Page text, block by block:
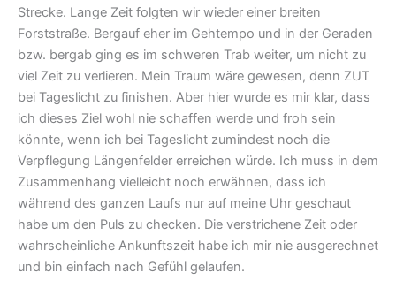
Strecke. Lange Zeit folgten wir wieder einer breiten
Forststraße. Bergauf eher im Gehtempo und in der Geraden
bzw. bergab ging es im schweren Trab weiter, um nicht zu
viel Zeit zu verlieren. Mein Traum wäre gewesen, denn ZUT
bei Tageslicht zu finishen. Aber hier wurde es mir klar, dass
ich dieses Ziel wohl nie schaffen werde und froh sein
könnte, wenn ich bei Tageslicht zumindest noch die
Verpflegung Längenfelder erreichen würde. Ich muss in dem
Zusammenhang vielleicht noch erwähnen, dass ich
während des ganzen Laufs nur auf meine Uhr geschaut
habe um den Puls zu checken. Die verstrichene Zeit oder
wahrscheinliche Ankunftszeit habe ich mir nie ausgerechnet
und bin einfach nach Gefühl gelaufen.